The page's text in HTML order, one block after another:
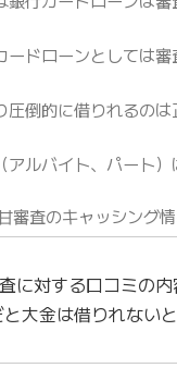
ードローンとしては
圧倒的に借りれるの
アルバイト、パート
審査のキャッシング
に対する口コミの
大金は借りれない